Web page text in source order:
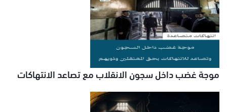
موجة غضب داخل سجون الانقلاب مع تصاعد الانتهاكات